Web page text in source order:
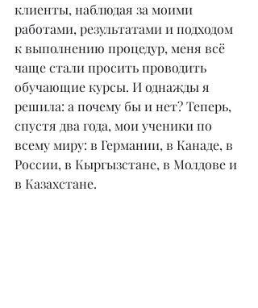
клиенты, наблюдая за моими
работами, результатами и подходом
к выполнению процедур, меня всё
чаще стали просить проводить
обучающие курсы. И однажды я
решила: а почему бы и нет? Теперь,
спустя два года, мои ученики по
всему миру: в Германии, в Канаде, в
России, в Кыргызстане, в Молдове и
в Казахстане.